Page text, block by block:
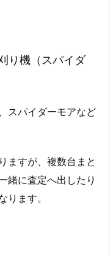
り機（スパイダ
スパイダーモアなど
ますが、複数台まと
緒に査定へ出したり
ります。